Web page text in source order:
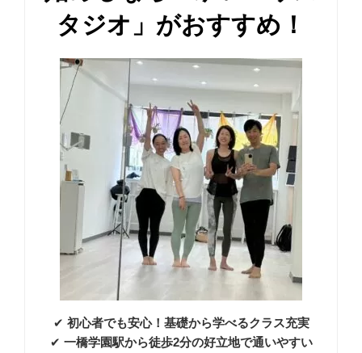
タジオ」がおすすめ！
✔ 初心者でも安心！基礎から学べるクラス充実
✔ 一橋学園駅から徒歩2分の好立地で通いやすい